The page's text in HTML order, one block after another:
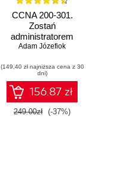
CCNA 200-301.
Zostań
administratorem
sieci
Cisco. Wydanie II
Adam Józefiok
(149,40 zł najniższa cena z 30
dni)
156.87 zł
249.00zł (-37%)